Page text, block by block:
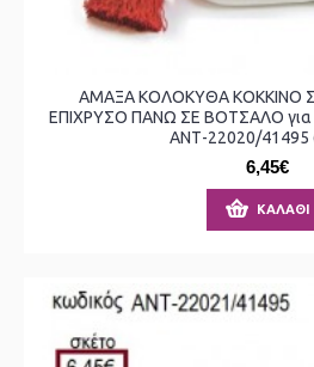
ΑΜΑΞΑ ΚΟΛΟΚΥΘΑ ΚΟΚΚΙΝΟ
ΕΠΙΧΡΥΣΟ ΠΑΝΩ ΣΕ ΒΟΤΣΑΛΟ για
ΑΝΤ-22020/41495
6,45€
ΚΑΛΆΘΙ